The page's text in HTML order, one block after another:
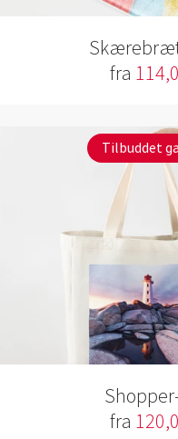
fra
Tilbuddet
fra